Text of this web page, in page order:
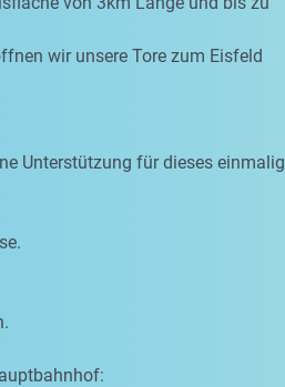
wir unsere Tore zum Eisfeld
Unterstützung für dieses einmalig